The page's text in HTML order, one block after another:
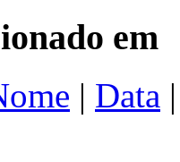
em
| Data